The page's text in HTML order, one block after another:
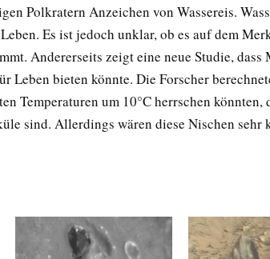
Polkratern Anzeichen von Wassereis.
Es ist jedoch unklar, ob es auf dem
Andererseits zeigt eine neue Studie, dass
Leben bieten könnte. Die Forscher
Temperaturen um 10°C herrschen könnten,
sind. Allerdings wären diese Nischen sehr